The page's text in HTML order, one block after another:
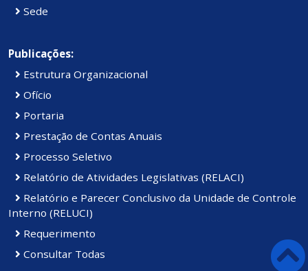
Sede
Publicações:
Estrutura Organizacional
Ofício
Portaria
Prestação de Contas Anuais
Processo Seletivo
Relatório de Atividades Legislativas (RELACI)
Relatório e Parecer Conclusivo da Unidade de Controle
Interno (RELUCI)
Requerimento
Consultar Todas